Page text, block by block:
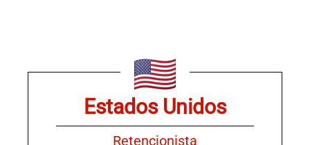
Estados Unidos
Retencionista